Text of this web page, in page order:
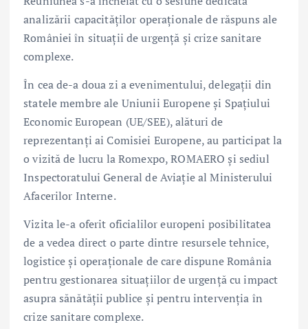
analizării capacităților operaționale de răspuns ale
României în situații de urgență și crize sanitare
complexe.
În cea de-a doua zi a evenimentului, delegații din
statele membre ale Uniunii Europene și Spațiului
Economic European (UE/SEE), alături de
reprezentanți ai Comisiei Europene, au participat la
o vizită de lucru la Romexpo, ROMAERO și sediul
Inspectoratului General de Aviație al Ministerului
Afacerilor Interne.
Vizita le-a oferit oficialilor europeni posibilitatea
de a vedea direct o parte dintre resursele tehnice,
logistice și operaționale de care dispune România
pentru gestionarea situațiilor de urgență cu impact
asupra sănătății publice și pentru intervenția în
crize sanitare complexe.